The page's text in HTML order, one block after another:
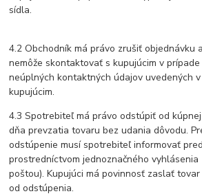
sídla.
4.2 Obchodník má právo zrušiť objednávku
nemôže skontaktovať s kupujúcim v
neúplných kontaktných údajov uvedených
kupujúcim.
4.3 Spotrebiteľ má právo odstúpiť od
dňa prevzatia tovaru bez udania dôvodu.
odstúpenie musí spotrebiteľ informovať
prostredníctvom jednoznačného
poštou). Kupujúci má povinnosť zaslať
od odstúpenia.